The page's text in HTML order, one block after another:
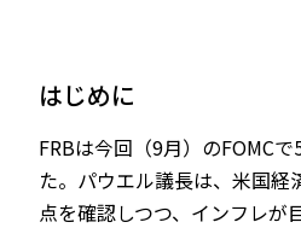
JP
はじめに
FRBは今回（9月）のFOMC
た。パウエル議長は、米国経
点を確認しつつ、インフレが